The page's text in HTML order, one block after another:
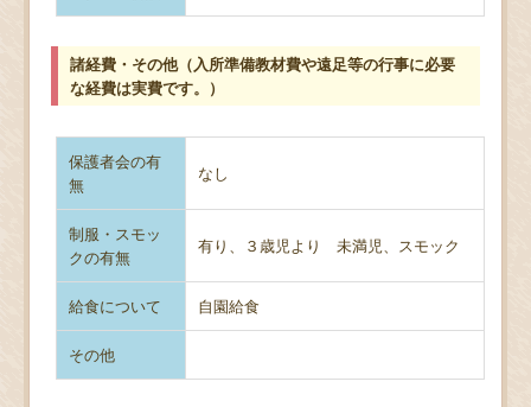
諸経費・その他（入所準備教材費や遠足等の行事に必要
な経費は実費です。）
保護者会の有
無
なし
制服・スモッ
クの有無
有り、３歳児より 未満児、スモック
給食について 自園給食
その他